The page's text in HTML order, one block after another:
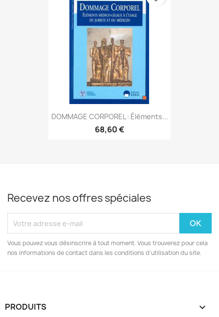
DOMMAGE CORPOREL : Éléments...
68,60 €
Recevez nos offres spéciales
Vous pouvez vous désinscrire à tout moment. Vous trouverez pour cela
nos informations de contact dans les conditions d'utilisation du site.
PRODUITS 